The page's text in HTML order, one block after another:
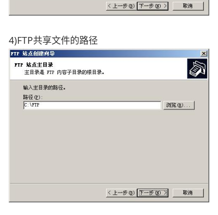
4)FTP共享文件的路径